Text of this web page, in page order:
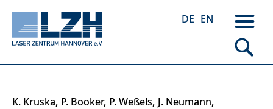
Direkt
DE EN
K. Kruska P. Booker P. Weßels J. Neumann